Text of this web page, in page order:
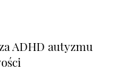
ADHD autyzmu